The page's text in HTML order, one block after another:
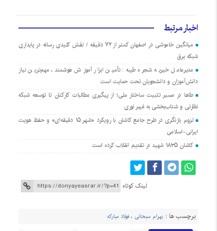
اخبار مرتبط
میانگین خاموشی در اصفهان کمتر از ۷۲ دقیقه / نقش کلیدی رسانه در پایداری
شبکه برق
مدیرعامل خیریه شجره طیبه: تأمین ابزار آموزش هوشمند، مهم‌ترین نیاز
دانش‌آموزان و دانشجویان تحت حمایت است
طاها در مسیر تثبیت ساختار ملی؛ از پیگیری مطالبات کارکنان تا توسعه شبکه
نظارتی و شتاب‌بخشی به فیبر نوری
لزوم بازنگری در طرح جامع کاشان با رویکرد «شهر ۱۵ دقیقه‌ای» و حفظ هویت
ایرانی-اسلامی
کاشان ۱۸۳۵ شهید در تقدیم انقلاب کرده است
لینک کوتاه
برچسب ها : بهرام سبحانی ،فولاد مبارکه